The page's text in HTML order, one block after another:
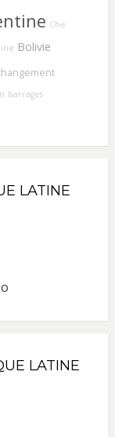
Che
Bolivie
barrages
LATINE
LATINE